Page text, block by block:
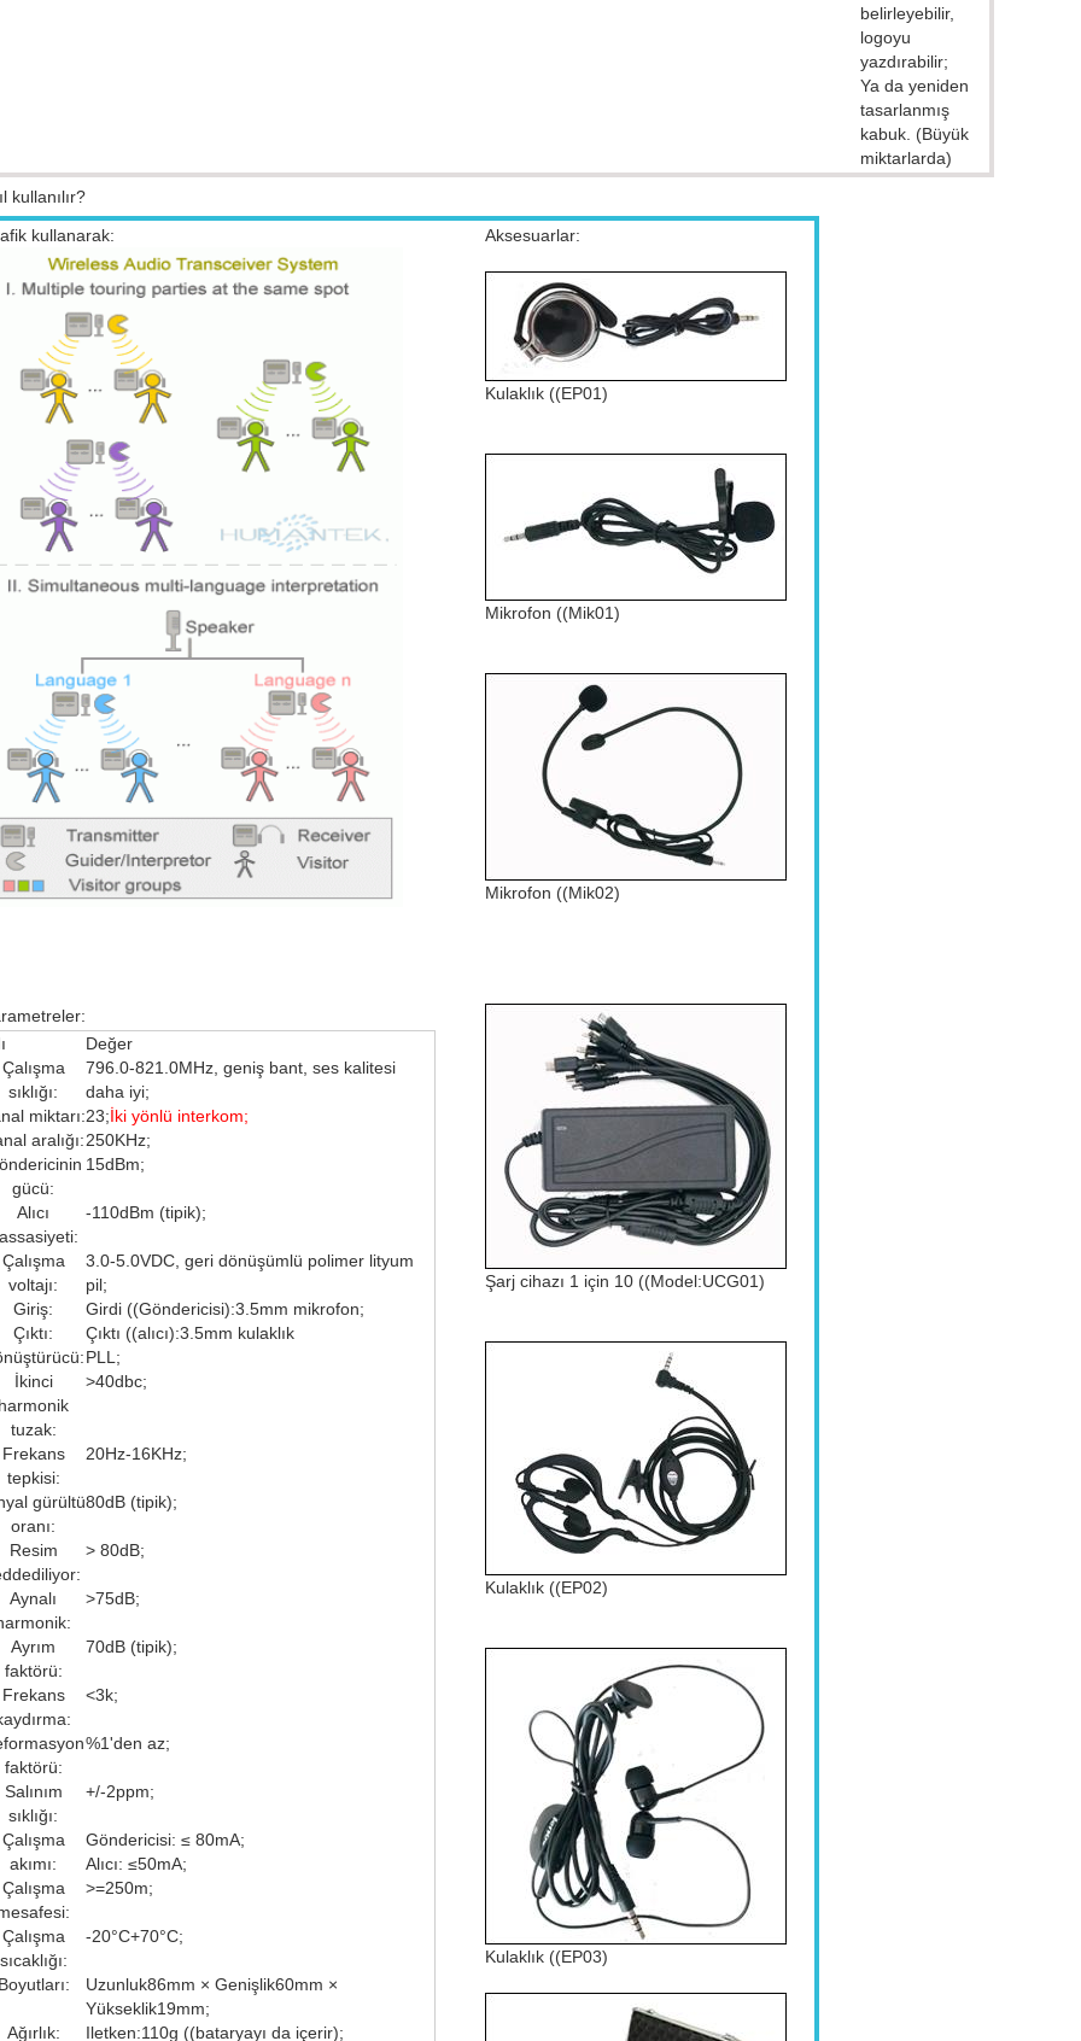
belirleyebilir,
logoyu
yazdırabilir;
Ya da yeniden
tasarlanmış
kabuk. (Büyük
miktarlarda)
kullanılır?
kullanarak:
Aksesuarlar:
Kulaklık ((EP01)
Mikrofon ((Mik01)
Mikrofon ((Mik02)
Değer
Çalışma
sıklığı:
796.0-821.0MHz, geniş bant, ses kalitesi
daha iyi;
miktarı:23;İki yönlü interkom;
aralığı:250KHz;
gücü:
15dBm;
Alıcı
-110dBm (tipik);
Çalışma
voltajı:
3.0-5.0VDC, geri dönüşümlü polimer lityum
pil;
Giriş:
Çıktı:
Girdi ((Göndericisi):3.5mm mikrofon;
Çıktı ((alıcı):3.5mm kulaklık
PLL;
İkinci
harmonik
tuzak:
>40dbc;
Frekans
tepkisi:
20Hz-16KHz;
gürültü
oranı:
80dB (tipik);
Resim
> 80dB;
Aynalı
>75dB;
Ayrım
faktörü:
70dB (tipik);
Frekans
<3k;
faktörü:
%1'den az;
Salınım
sıklığı:
+/-2ppm;
Çalışma
akımı:
Göndericisi: ≤ 80mA;
Alıcı: ≤50mA;
Çalışma
>=250m;
Çalışma
sıcaklığı:
-20°C+70°C;
Boyutları:
Uzunluk86mm × Genişlik60mm ×
Yükseklik19mm;
Ağırlık:
Iletken:110g ((bataryayı da içerir);
Şarj cihazı 1 için 10 ((Model:UCG01)
Kulaklık ((EP02)
Kulaklık ((EP03)